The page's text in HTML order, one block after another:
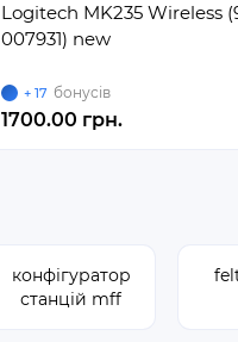
Конфігуратор
від15020.00 грн.
Logitech MK235 Wireless
007931) new
+ 17 бонусів
1700.00 грн.
конфігуратор
станцій mff